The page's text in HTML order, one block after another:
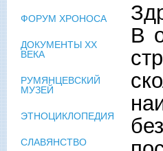
В
ФОРУМ ХРОНОСА
ДОКУМЕНТЫ XX
ВЕКА
РУМЯНЦЕВСКИЙ
МУЗЕЙ
ЭТНОЦИКЛОПЕДИЯ
СЛАВЯНСТВО